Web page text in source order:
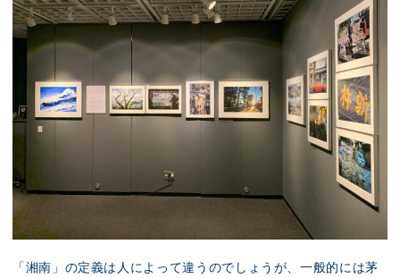
「湘南」の定義は人によって違うのでしょうが、一般的には茅